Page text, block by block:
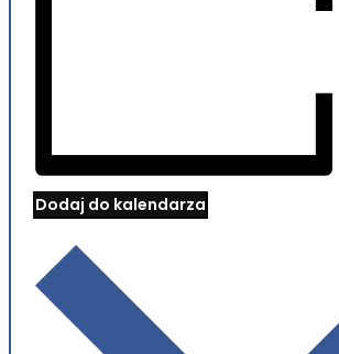
Dodaj do kalendarza